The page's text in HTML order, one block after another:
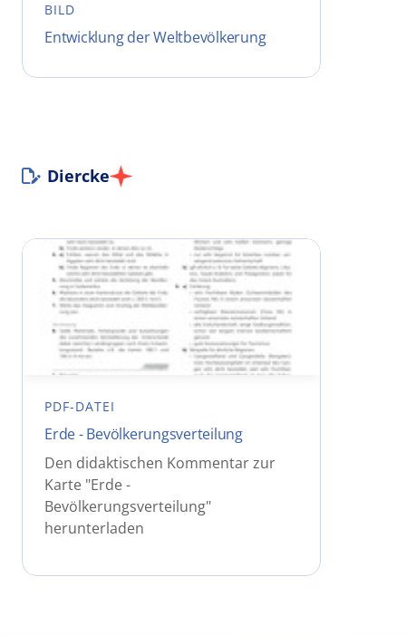
BILD
Entwicklung der Weltbevölkerung
Diercke
PDF-DATEI
Erde - Bevölkerungsverteilung
Den didaktischen Kommentar zur
Karte "Erde -
Bevölkerungsverteilung"
herunterladen